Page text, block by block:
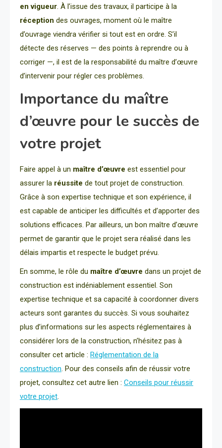
en vigueur. À l’issue des travaux, il participe à la
réception des ouvrages, moment où le maître
d’ouvrage viendra vérifier si tout est en ordre. S’il
détecte des réserves — des points à reprendre ou à
corriger —, il est de la responsabilité du maître d’œuvre
d’intervenir pour régler ces problèmes.
Importance du maître
d’œuvre pour le succès de
votre projet
Faire appel à un maître d’œuvre est essentiel pour
assurer la réussite de tout projet de construction.
Grâce à son expertise technique et son expérience, il
est capable de anticiper les difficultés et d’apporter des
solutions efficaces. Par ailleurs, un bon maître d’œuvre
permet de garantir que le projet sera réalisé dans les
délais impartis et respecte le budget prévu.
En somme, le rôle du maître d’œuvre dans un projet de
construction est indéniablement essentiel. Son
expertise technique et sa capacité à coordonner divers
acteurs sont garantes du succès. Si vous souhaitez
plus d’informations sur les aspects réglementaires à
considérer lors de la construction, n’hésitez pas à
consulter cet article : Réglementation de la
construction. Pour des conseils afin de réussir votre
projet, consultez cet autre lien : Conseils pour réussir
votre projet.